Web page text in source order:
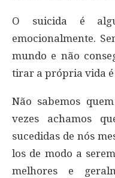
O suicida é
emocionalmente.
mundo e não
tirar a própria vida é
Não sabemos
vezes achamos
sucedidas de nós
los de modo a
melhores e